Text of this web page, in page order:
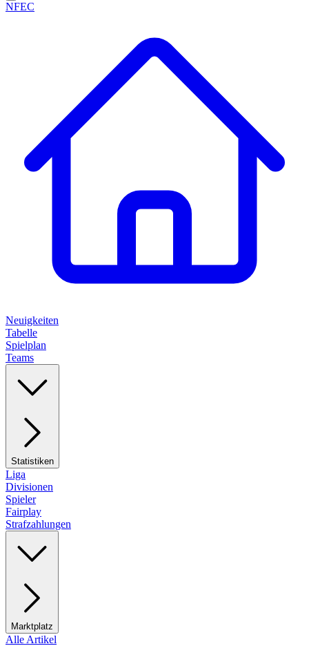
NFEC
Neuigkeiten
Tabelle
Spielplan
Teams
Statistiken
Liga
Divisionen
Spieler
Fairplay
Strafzahlungen
Marktplatz
Alle Artikel